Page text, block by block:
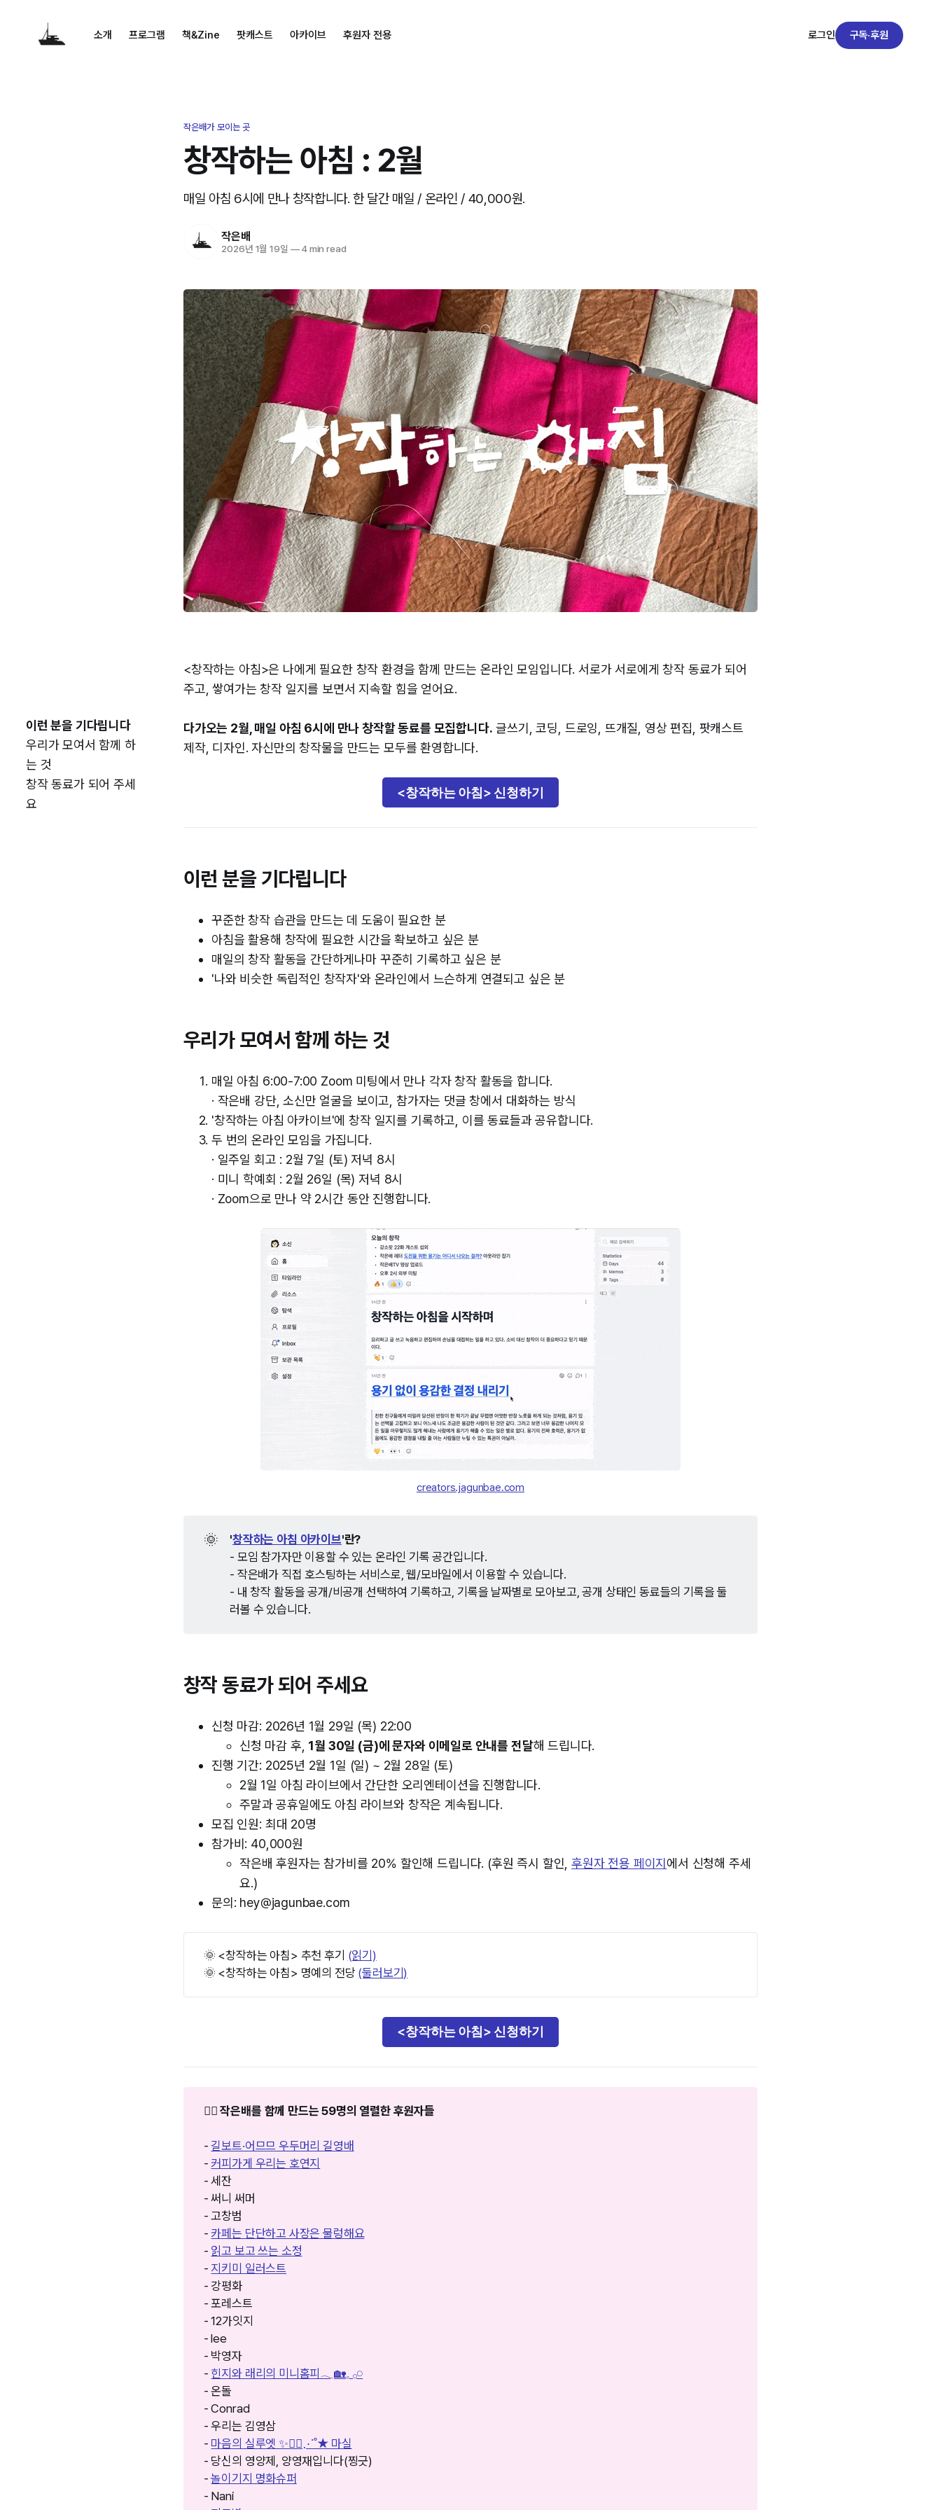
소개 프로그램 책&Zine 팟캐스트 아카이브 후원자 전용 로그인 구독·후원
작은배가 모이는 곳
창작하는 아침 : 2월
매일 아침 6시에 만나 창작합니다. 한 달간 매일 / 온라인 / 40,000원.
작은배
2026년 1월 19일 —4 min read
이런 분을 기다립니다
우리가 모여서 함께 하
는 것
창작 동료가 되어 주세
요
<창작하는 아침>은 나에게 필요한 창작 환경을 함께 만드는 온라인 모임입니다. 서로가 서로에게 창작 동료가 되어
주고, 쌓여가는 창작 일지를 보면서 지속할 힘을 얻어요.
다가오는 2월, 매일 아침 6시에 만나 창작할 동료를 모집합니다. 글쓰기, 코딩, 드로잉, 뜨개질, 영상 편집, 팟캐스트
제작, 디자인. 자신만의 창작물을 만드는 모두를 환영합니다.
<창작하는 아침> 신청하기
이런 분을 기다립니다
꾸준한 창작 습관을 만드는 데 도움이 필요한 분
아침을 활용해 창작에 필요한 시간을 확보하고 싶은 분
매일의 창작 활동을 간단하게나마 꾸준히 기록하고 싶은 분
'나와 비슷한 독립적인 창작자'와 온라인에서 느슨하게 연결되고 싶은 분
우리가 모여서 함께 하는 것
매일 아침 6:00-7:00 Zoom 미팅에서 만나 각자 창작 활동을 합니다.
· 작은배 강단, 소신만 얼굴을 보이고, 참가자는 댓글 창에서 대화하는 방식
'창작하는 아침 아카이브'에 창작 일지를 기록하고, 이를 동료들과 공유합니다.
두 번의 온라인 모임을 가집니다.
· 일주일 회고 : 2월 7일 (토) 저녁 8시
· 미니 학예회 : 2월 26일 (목) 저녁 8시
· Zoom으로 만나 약 2시간 동안 진행합니다.
creators.jagunbae.com
🌞 '창작하는 아침 아카이브'란?
- 모임 참가자만 이용할 수 있는 온라인 기록 공간입니다.
- 작은배가 직접 호스팅하는 서비스로, 웹/모바일에서 이용할 수 있습니다.
- 내 창작 활동을 공개/비공개 선택하여 기록하고, 기록을 날짜별로 모아보고, 공개 상태인 동료들의 기록을 둘
러볼 수 있습니다.
창작 동료가 되어 주세요
신청 마감: 2026년 1월 29일 (목) 22:00
신청 마감 후, 1월 30일 (금)에 문자와 이메일로 안내를 전달해 드립니다.
진행 기간: 2025년 2월 1일 (일) ~ 2월 28일 (토)
2월 1일 아침 라이브에서 간단한 오리엔테이션을 진행합니다.
주말과 공휴일에도 아침 라이브와 창작은 계속됩니다.
모집 인원: 최대 20명
참가비: 40,000원
작은배 후원자는 참가비를 20% 할인해 드립니다. (후원 즉시 할인, 후원자 전용 페이지에서 신청해 주세
요.)
문의: hey@jagunbae.com
🌞 <창작하는 아침> 추천 후기 (읽기)
🌞 <창작하는 아침> 명예의 전당 (둘러보기)
<창작하는 아침> 신청하기
❤️‍🔥 작은배를 함께 만드는 59명의 열렬한 후원자들
-길보트·어므므 우두머리 길영배
- 커피가게 우리는 호연지
- 세잔
- 써니 써머
- 고창범
- 카페는 단단하고 사장은 물렁해요
- 읽고 보고 쓰는 소정
- 지키미 일러스트
- 강평화
- 포레스트
- 12가잇지
- lee
- 박영자
- 힌지와 래리의 미니홈피𓂃🏡𓈒 𓂂𓏸
- 온돌
- Conrad
- 우리는 김영삼
- 마음의 실루엣 ✨🚶‍♀️⋰˚★ 마실
- 당신의 영양제, 양영재입니다(찡긋)
-놀이기지 명화슈퍼
- Nani